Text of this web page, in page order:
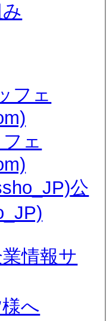
ェ
公
情報サ
へ